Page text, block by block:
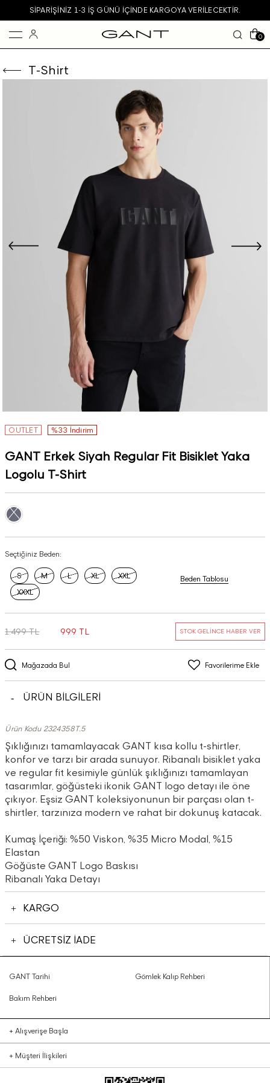
SIPARIŞINIZ 1-3 IŞ GÜNÜ IÇINDE KARGOYA VERILECEKTIR.
0
T-Shirt
OUTLET %33 İndirim
GANT Erkek Siyah Regular Fit Bisiklet Yaka
Logolu T-Shirt
Seçtiğiniz Beden:
S M L XL
XXL
XXXL
Beden Tablosu
Mağazada Bul Favorilerime Ekle
1.499 TL 999 TL STOK GELİNCE HABER VER
ÜRÜN BİLGİLERİ
Ürün Kodu 2324358T.5
Şıklığınızı tamamlayacak GANT kısa kollu t-shirtler,
konfor ve tarzı bir arada sunuyor. Ribanalı bisiklet yaka
ve regular fit kesimiyle günlük şıklığınızı tamamlayan
tasarımlar, göğüsteki ikonik GANT logo detayı ile öne
çıkıyor. Eşsiz GANT koleksiyonunun bir parçası olan t-
shirtler, tarzınıza modern ve rahat bir dokunuş katacak.
Kumaş İçeriği: %50 Viskon, %35 Micro Modal, %15
Elastan
Göğüste GANT Logo Baskısı
Ribanalı Yaka Detayı
KARGO
ÜCRETSİZ İADE
GANT Tarihi Gömlek Kalıp Rehberi
Bakım Rehberi
+ Alışverişe Başla
+ Müşteri İlişkileri